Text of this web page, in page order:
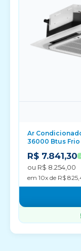
Ar
36000 Btus
R$ 7.841,30
ou R$ 8.254,00
em 10x de R$